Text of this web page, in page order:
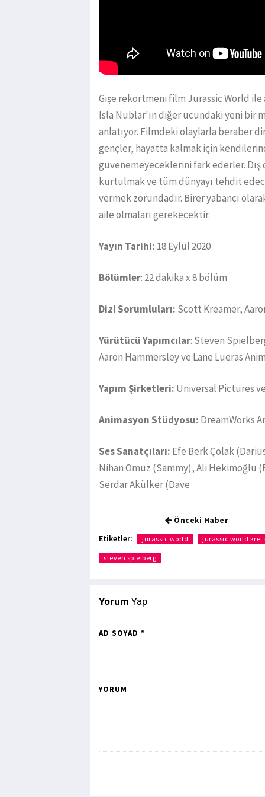
Gişe rekortmeni film Jurassic World ile
Isla Nublar'ın diğer ucundaki yeni bir
anlatıyor. Filmdeki olaylarla beraber
gençler, hayatta kalmak için
güvenemeyeceklerini fark ederler.
kurtulmak ve tüm dünyayı tehdit
vermek zorundadır. Birer yabancı
aile olmaları gerekecektir.
Yayın Tarihi: 18 Eylül 2020
Bölümler: 22 dakika x 8 bölüm
Dizi Sorumluları: Scott Kreamer,
Yürütücü Yapımcılar: Steven
Aaron Hammersley ve Lane Lueras
Yapım Şirketleri: Universal Pictures
Animasyon Stüdyosu: DreamWorks
Ses Sanatçıları: Efe Berk Çolak
Nihan Omuz (Sammy), Ali Hekimoğlu
Serdar Akülker (Dave
Önceki Haber
Etiketler: jurassic world jurassic world
steven spielberg
Yorum Yap
AD SOYAD *
YORUM